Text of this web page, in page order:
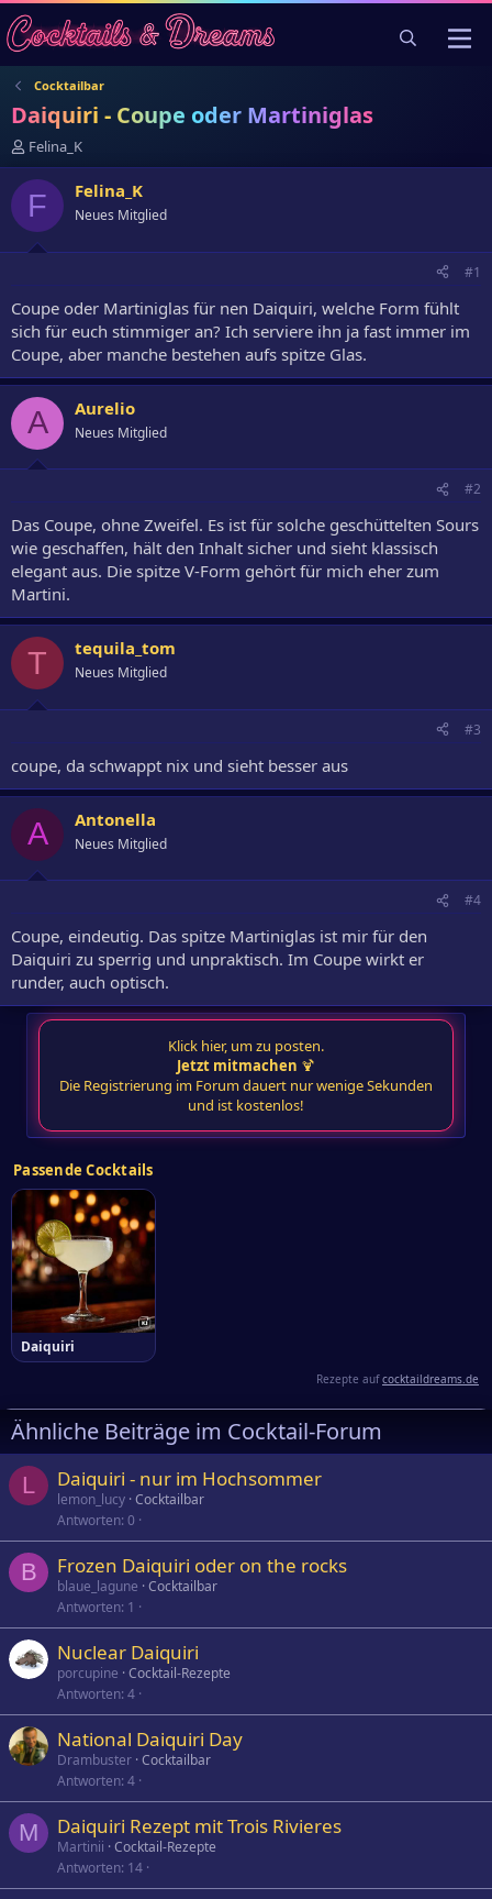
Cocktailbar
Daiquiri - Coupe oder Martiniglas
E
r
s
r
Felina_K
F Felina_K
Neues Mitglied
#1
Coupe oder Martiniglas für nen Daiquiri, welche Form fühlt
sich für euch stimmiger an? Ich serviere ihn ja fast immer im
Coupe, aber manche bestehen aufs spitze Glas.
A Aurelio
Neues Mitglied
#2
Das Coupe, ohne Zweifel. Es ist für solche geschüttelten Sours
wie geschaffen, hält den Inhalt sicher und sieht klassisch
elegant aus. Die spitze V-Form gehört für mich eher zum
Martini.
T tequila_tom
Neues Mitglied
#3
coupe, da schwappt nix und sieht besser aus
A Antonella
Neues Mitglied
#4
Coupe, eindeutig. Das spitze Martiniglas ist mir für den
Daiquiri zu sperrig und unpraktisch. Im Coupe wirkt er
runder, auch optisch.
Klick hier, um zu posten.
Jetzt mitmachen 🍹
Die Registrierung im Forum dauert nur wenige Sekunden
und ist kostenlos!
Passende Cocktails
Daiquiri
Rezepte aufcocktaildreams.de
Ähnliche Beiträge im Cocktail-Forum
L Daiquiri - nur im Hochsommer
lemon_lucy Cocktailbar
Antworten 0
B Frozen Daiquiri oder on the rocks
blaue_lagune Cocktailbar
Antworten 1
Nuclear Daiquiri
porcupine Cocktail-Rezepte
Antworten 4
National Daiquiri Day
Drambuster Cocktailbar
Antworten 4
M Daiquiri Rezept mit Trois Rivieres
Martinii Cocktail-Rezepte
Antworten 14